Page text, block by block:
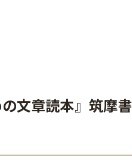
文章読本』筑摩書